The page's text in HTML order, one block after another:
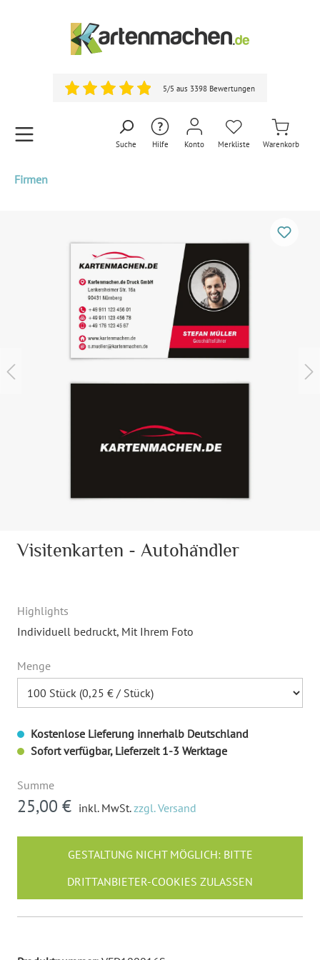
5/5 aus 3398 Bewertungen
Suche Hilfe Konto Merkliste Warenkorb
Firmen
Visitenkarten - Autohändler
Highlights
Individuell bedruckt, Mit Ihrem Foto
Menge
Kostenlose Lieferung innerhalb Deutschland
Sofort verfügbar, Lieferzeit 1-3 Werktage
Summe
25,00 € inkl. MwSt.zzgl. Versand
GESTALTUNG NICHT MÖGLICH: BITTE
DRITTANBIETER-COOKIES ZULASSEN